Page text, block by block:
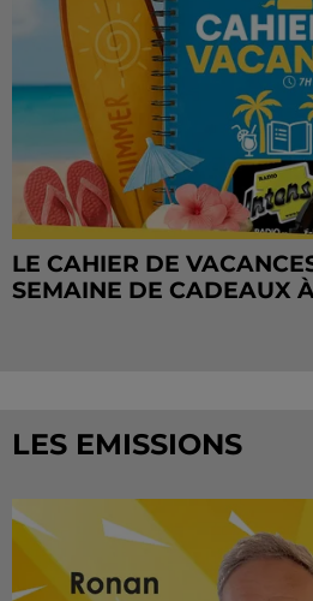
LE CAHIER DE
SEMAINE DE CADEAUX
LES EMISSIONS